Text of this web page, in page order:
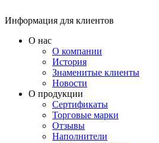
Информация для клиентов
О нас
О компании
История
Знаменитые клиенты
Новости
О продукции
Сертификаты
Торговые марки
Отзывы
Наполнители